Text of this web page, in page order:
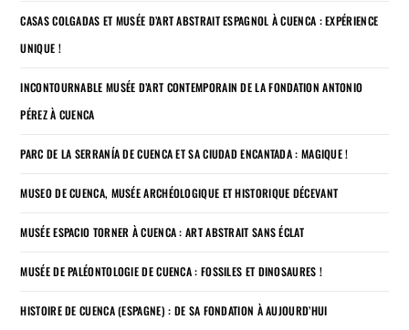
CASAS COLGADAS ET MUSÉE D’ART ABSTRAIT ESPAGNOL À CUENCA : EXPÉRIENCE
UNIQUE !
INCONTOURNABLE MUSÉE D’ART CONTEMPORAIN DE LA FONDATION ANTONIO
PÉREZ À CUENCA
PARC DE LA SERRANÍA DE CUENCA ET SA CIUDAD ENCANTADA : MAGIQUE !
MUSEO DE CUENCA, MUSÉE ARCHÉOLOGIQUE ET HISTORIQUE DÉCEVANT
MUSÉE ESPACIO TORNER À CUENCA : ART ABSTRAIT SANS ÉCLAT
MUSÉE DE PALÉONTOLOGIE DE CUENCA : FOSSILES ET DINOSAURES !
HISTOIRE DE CUENCA (ESPAGNE) : DE SA FONDATION À AUJOURD’HUI